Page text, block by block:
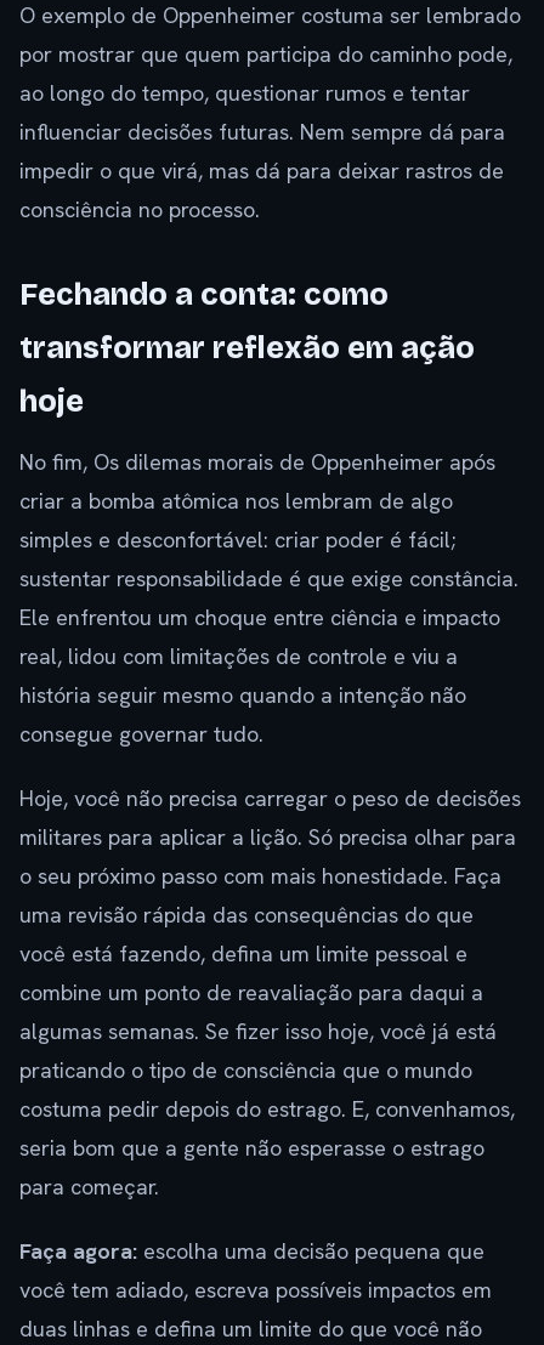
O exemplo de Oppenheimer costuma ser lembrado
por mostrar que quem participa do caminho pode,
ao longo do tempo, questionar rumos e tentar
influenciar decisões futuras. Nem sempre dá para
impedir o que virá, mas dá para deixar rastros de
consciência no processo.
Fechando a conta: como
transformar reflexão em ação
hoje
No fim, Os dilemas morais de Oppenheimer após
criar a bomba atômica nos lembram de algo
simples e desconfortável: criar poder é fácil;
sustentar responsabilidade é que exige constância.
Ele enfrentou um choque entre ciência e impacto
real, lidou com limitações de controle e viu a
história seguir mesmo quando a intenção não
consegue governar tudo.
Hoje, você não precisa carregar o peso de decisões
militares para aplicar a lição. Só precisa olhar para
o seu próximo passo com mais honestidade. Faça
uma revisão rápida das consequências do que
você está fazendo, defina um limite pessoal e
combine um ponto de reavaliação para daqui a
algumas semanas. Se fizer isso hoje, você já está
praticando o tipo de consciência que o mundo
costuma pedir depois do estrago. E, convenhamos,
seria bom que a gente não esperasse o estrago
para começar.
Faça agora: escolha uma decisão pequena que
você tem adiado, escreva possíveis impactos em
duas linhas e defina um limite do que você não